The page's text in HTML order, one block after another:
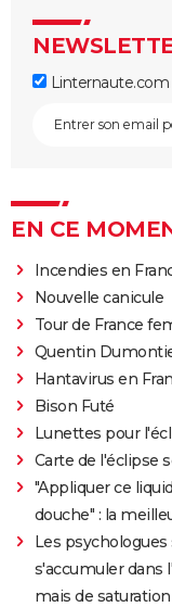
Linternaute.com
EN CE
Incendies en
Nouvelle canicule
Tour de France
Quentin
Hantavirus en
Bison Futé
Lunettes pour
Carte de l'éclipse
"Appliquer ce
douche" : la
Les psychologues
s'accumuler dans
mais de saturation